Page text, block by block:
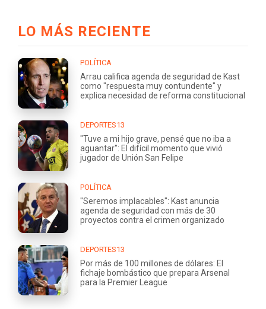
LO MÁS RECIENTE
POLÍTICA
Arrau califica agenda de seguridad de Kast
como "respuesta muy contundente" y
explica necesidad de reforma constitucional
DEPORTES13
"Tuve a mi hijo grave, pensé que no iba a
aguantar": El difícil momento que vivió
jugador de Unión San Felipe
POLÍTICA
"Seremos implacables": Kast anuncia
agenda de seguridad con más de 30
proyectos contra el crimen organizado
DEPORTES13
Por más de 100 millones de dólares: El
fichaje bombástico que prepara Arsenal
para la Premier League